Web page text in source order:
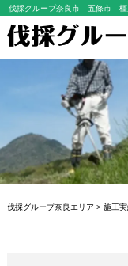
伐採グループ奈良市 五條市
伐採グループ奈良エリア > 施工